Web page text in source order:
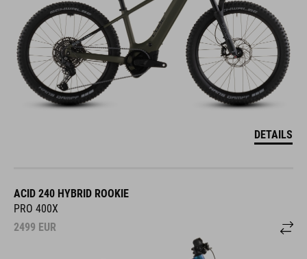
DETAILS
ACID 240 HYBRID ROOKIE
PRO 400X
2499 EUR